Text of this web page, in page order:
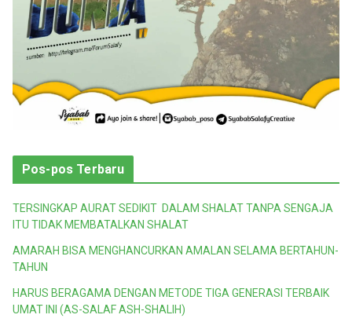
Pos-pos Terbaru
TERSINGKAP AURAT SEDIKIT DALAM SHALAT TANPA SENGAJA
ITU TIDAK MEMBATALKAN SHALAT
AMARAH BISA MENGHANCURKAN AMALAN SELAMA BERTAHUN-
TAHUN
HARUS BERAGAMA DENGAN METODE TIGA GENERASI TERBAIK
UMAT INI (AS-SALAF ASH-SHALIH)